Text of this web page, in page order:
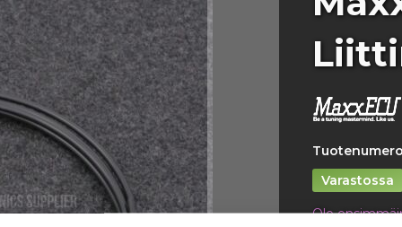
Varastossa
Ole